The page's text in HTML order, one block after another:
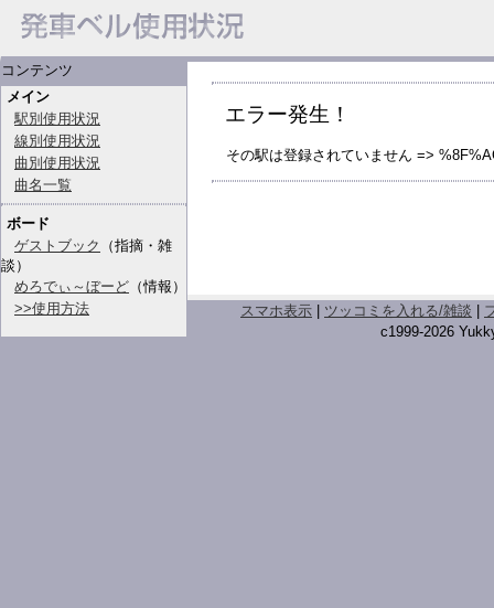
コンテンツ
メイン
駅別使用状況
線別使用状況
曲別使用状況
曲名一覧
ボード
ゲストブック
（指摘・雑
談）
めろでぃ～ぼーど （情報）
>>使用方法
エラー発生！
その駅は登録されていません =>
スマホ表示 ツッコミを入れる/雑談
c1999-2026